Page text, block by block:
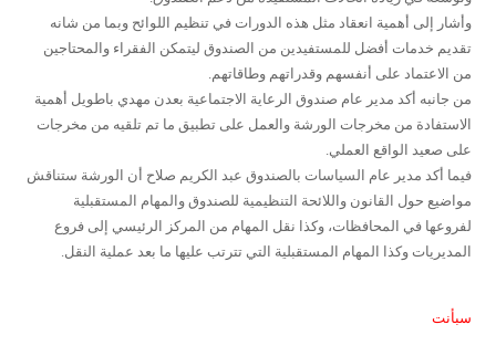
وأشار إلى أهمية انعقاد مثل هذه الدورات في تنظيم اللوائح وبما من شانه
تقديم خدمات أفضل للمستفيدين من الصندوق ليتمكن الفقراء والمحتاجين
من الاعتماد على أنفسهم وقدراتهم وطاقاتهم.
من جانبه أكد مدير عام صندوق الرعاية الاجتماعية بعدن مهدي باطويل أهمية
الاستفادة من مخرجات الورشة والعمل على تطبيق ما تم تلقيه من مخرجات
على صعيد الواقع العملي.
فيما أكد مدير عام السياسات بالصندوق عبد الكريم صلاح أن الورشة ستناقش
مواضيع حول القانون واللائحة التنظيمية للصندوق والمهام المستقبلية
لفروعها في المحافظات، وكذا نقل المهام من المركز الرئيسي إلى فروع
المديريات وكذا المهام المستقبلية التي تترتب عليها ما بعد عملية النقل.
سبأنت